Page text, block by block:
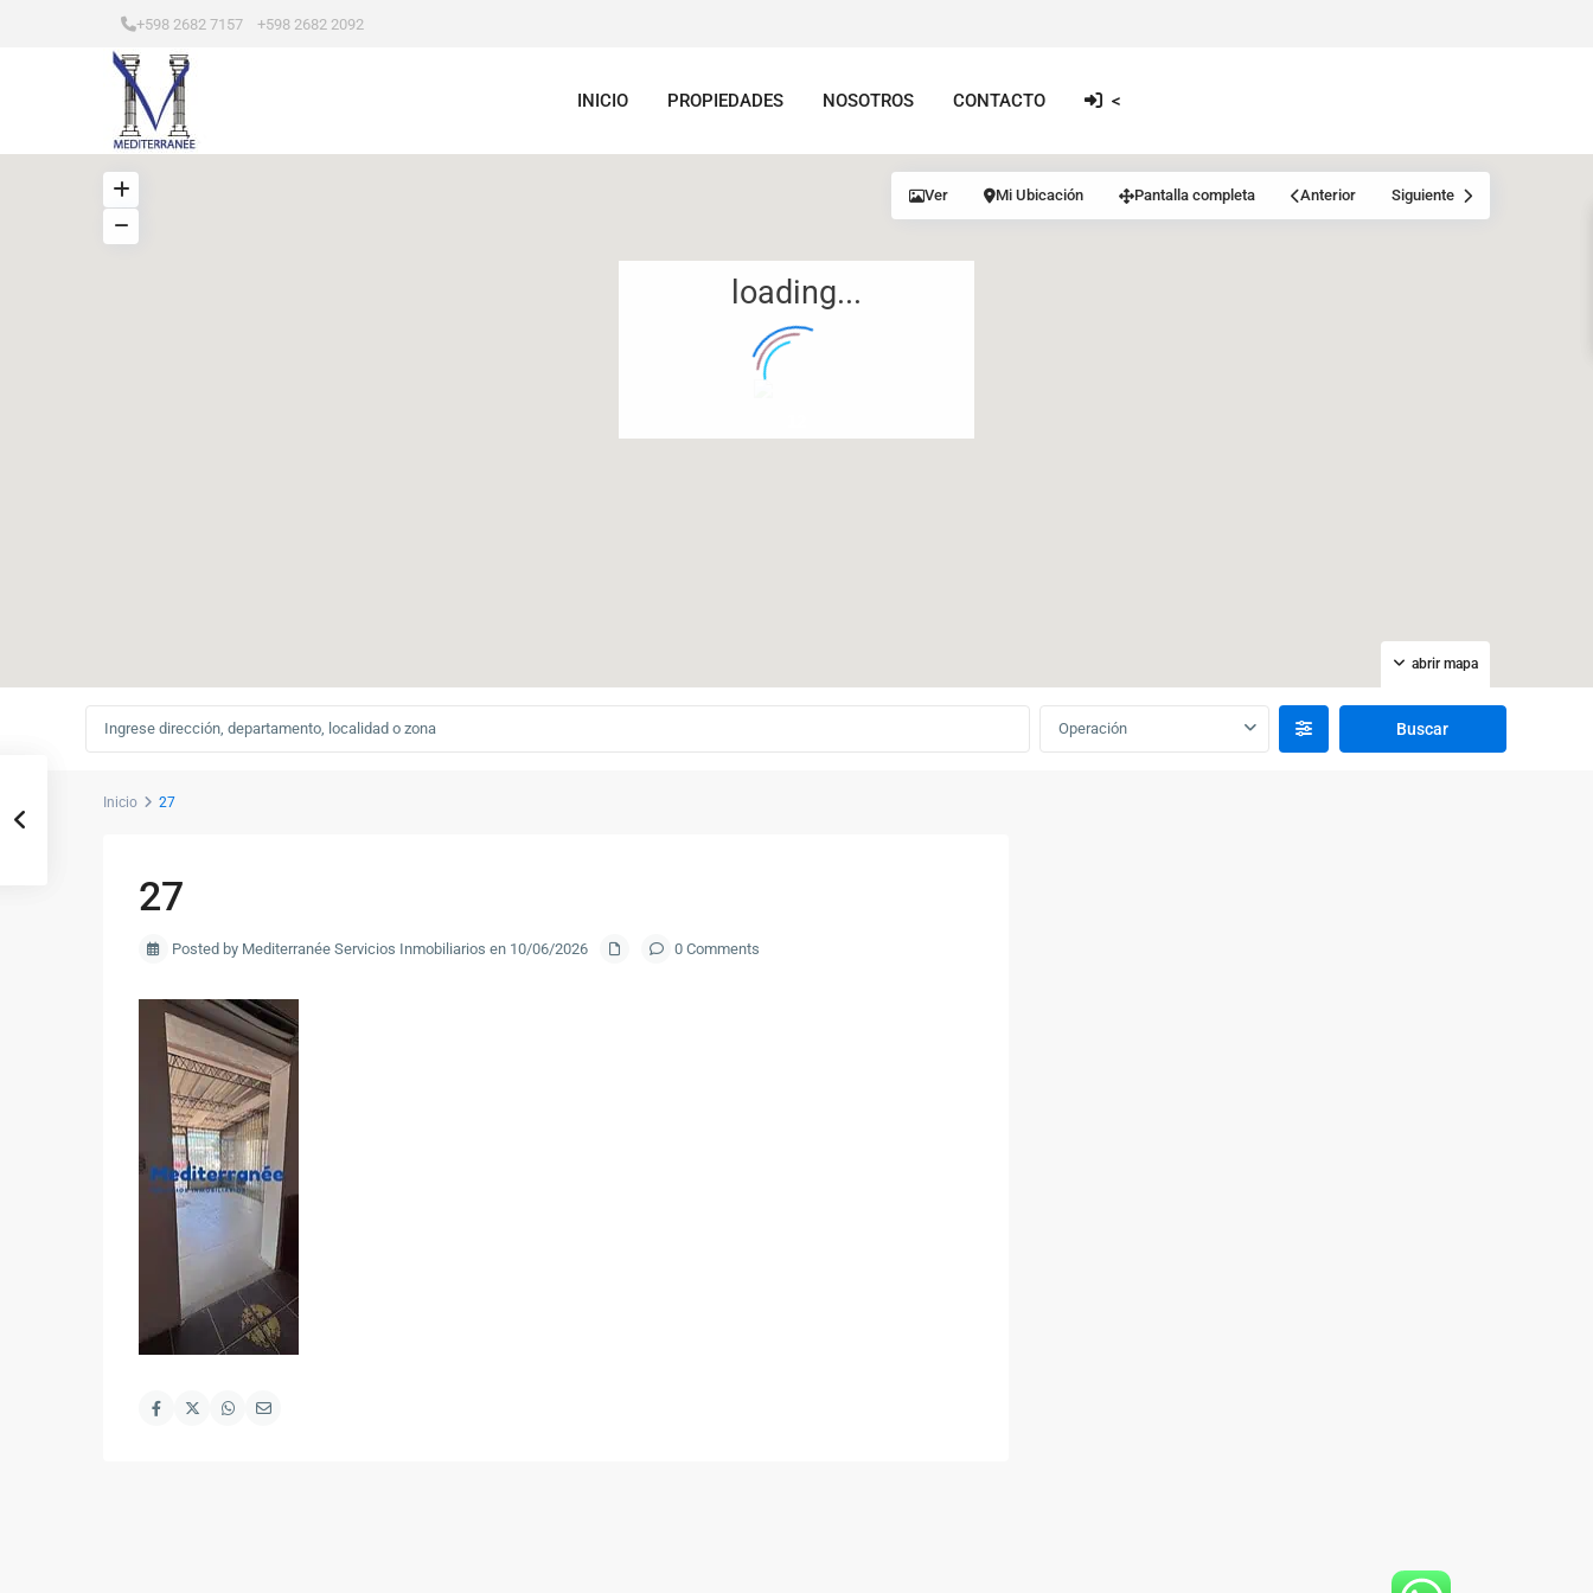
+598 2682 7157 +598 2682 2092
INICIO PROPIEDADES NOSOTROS CONTACTO <
loading...
abrir mapa
Ver Mi Ubicación Pantalla completa Anterior Siguiente
Operación
Inicio 27
27
Posted by Mediterranée Servicios Inmobiliarios en 10/06/2026 0 Comments